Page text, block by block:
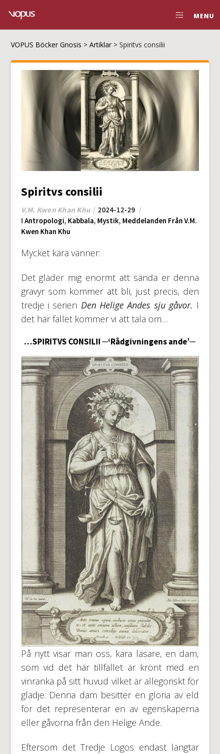
MENU
VOPUS Böcker Gnosis >Artiklar >Spiritvs consilii
Spiritvs consilii
V.M. Kwen Khan Khu
2024-12-29
I Antropologi, Kabbala, Mystik, Meddelanden Från V.M.
Kwen Khan Khu
Mycket kära vänner:
Det gläder mig enormt att sända er denna
gravyr som kommer att bli, just precis, den
tredje i serien Den Helige Andes sju gåvor. I
det här fallet kommer vi att tala om…
…SPIRITVS CONSILII ─‘Rådgivningens ande’─
På nytt visar man oss, kära läsare, en dam,
som vid det här tillfället är krönt med en
vinranka på sitt huvud vilket är allegoriskt för
glädje. Denna dam besitter en gloria av eld
för det representerar en av egenskaperna
eller gåvorna från den Helige Ande.
Eftersom det Tredje Logos endast längtar